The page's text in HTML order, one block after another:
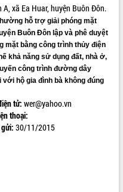
A, xã Ea Huar, huyện Buôn Đôn.
hỗ trợ giải phóng mặt
Buôn Đôn lập và phê duyệt
mặt bằng công trình thủy điện
khả năng sử dụng đất, nhà ở,
công trình đường dây
hộ gia đình bà không đúng
tử: wer@yahoo.vn
thoại:
30/11/2015